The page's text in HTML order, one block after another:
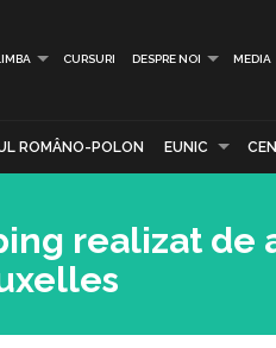
CURSURI DESPRE NOI MEDIA
ROMÂNO-POLON EUNIC
realizat de